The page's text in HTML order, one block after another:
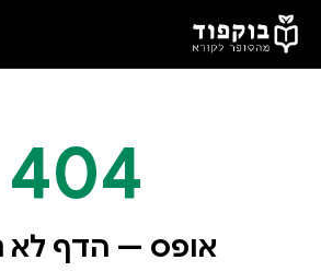
דלג לתוכן הראשי
404
אופס — הדף לא